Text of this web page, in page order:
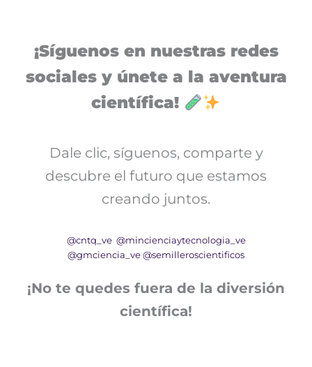
¡Síguenos en nuestras redes
sociales y únete a la aventura
científica!
Dale clic, síguenos, comparte y
descubre el futuro que estamos
creando juntos.
@cntq_ve @mincienciaytecnologia_ve
@gmciencia_ve @semilleroscientificos
¡No te quedes fuera de la diversión
científica!